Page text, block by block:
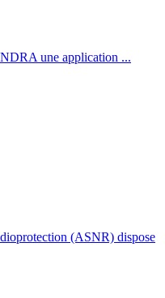
une application ...
(ASNR) dispose